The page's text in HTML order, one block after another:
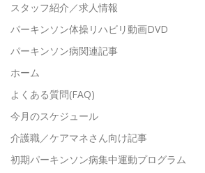
スタッフ紹介／求人情報
パーキンソン体操リハビリ動画DVD
パーキンソン病関連記事
ホーム
よくある質問(FAQ)
今月のスケジュール
介護職／ケアマネさん向け記事
初期パーキンソン病集中運動プログラム